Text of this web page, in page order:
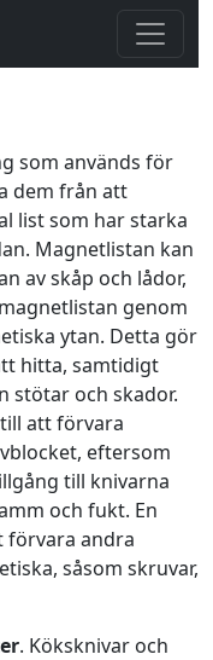
som används för
dem från att
list som har starka
Magnetlistan kan
av skåp och lådor,
genom
ytan. Detta gör
hitta, samtidigt
stötar och skador.
att förvara
eftersom
till knivarna
och fukt. En
förvara andra
såsom skruvar,
. Köksknivar och